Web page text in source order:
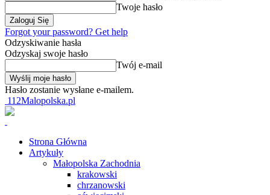
Twoje hasło
Forgot your password? Get help
Odzyskiwanie hasła
Odzyskaj swoje hasło
Twój e-mail
Hasło zostanie wysłane e-mailem.
112Malopolska.pl
Strona Główna
Artykuły
Małopolska Zachodnia
krakowski
chrzanowski